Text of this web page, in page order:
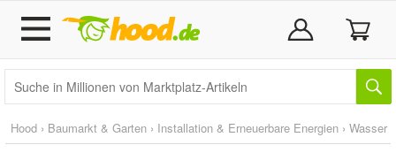
Hood › Baumarkt & Garten › Installation & Erneuerbare Energien › Wasser